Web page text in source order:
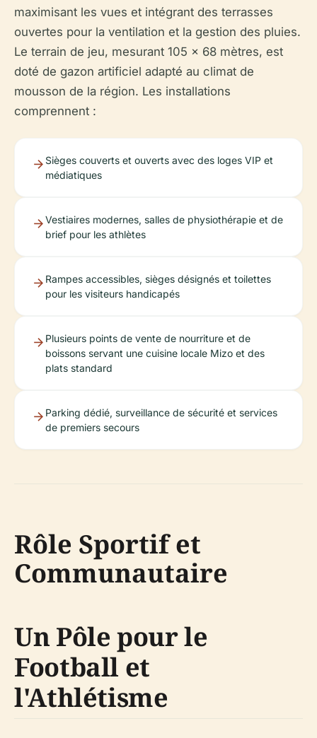
maximisant les vues et intégrant des terrasses
ouvertes pour la ventilation et la gestion des pluies.
Le terrain de jeu, mesurant 105 x 68 mètres, est
doté de gazon artificiel adapté au climat de
mousson de la région. Les installations
comprennent :
Sièges couverts et ouverts avec des loges VIP et
médiatiques
Vestiaires modernes, salles de physiothérapie et de
brief pour les athlètes
Rampes accessibles, sièges désignés et toilettes
pour les visiteurs handicapés
Plusieurs points de vente de nourriture et de
boissons servant une cuisine locale Mizo et des
plats standard
Parking dédié, surveillance de sécurité et services
de premiers secours
Rôle Sportif et
Communautaire
Un Pôle pour le
Football et
l'Athlétisme